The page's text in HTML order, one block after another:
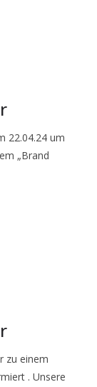
22.04.24 um
„Brand
zu einem
. Unsere